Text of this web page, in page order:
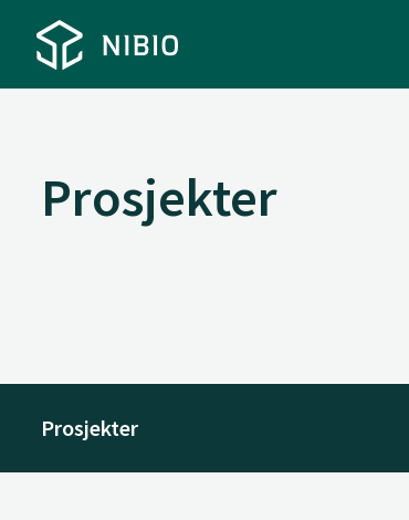
Prosjekter
Prosjekter